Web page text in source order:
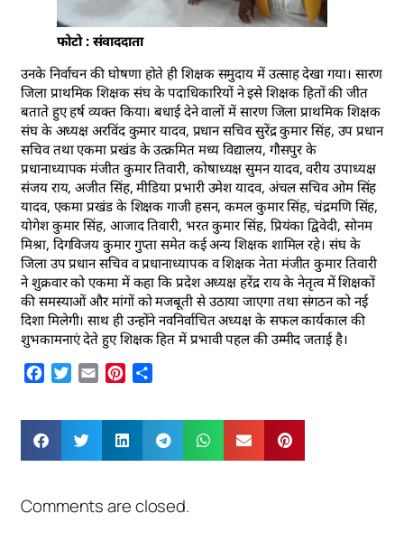
फोटो : संवाददाता
उनके निर्वाचन की घोषणा होते ही शिक्षक समुदाय में उत्साह देखा गया। सारण
जिला प्राथमिक शिक्षक संघ के पदाधिकारियों ने इसे शिक्षक हितों की जीत
बताते हुए हर्ष व्यक्त किया। बधाई देने वालों में सारण जिला प्राथमिक शिक्षक
संघ के अध्यक्ष अरविंद कुमार यादव, प्रधान सचिव सुरेंद्र कुमार सिंह, उप प्रधान
सचिव तथा एकमा प्रखंड के उत्क्रमित मध्य विद्यालय, गौसपुर के
प्रधानाध्यापक मंजीत कुमार तिवारी, कोषाध्यक्ष सुमन यादव, वरीय उपाध्यक्ष
संजय राय, अजीत सिंह, मीडिया प्रभारी उमेश यादव, अंचल सचिव ओम सिंह
यादव, एकमा प्रखंड के शिक्षक गाजी हसन, कमल कुमार सिंह, चंद्रमणि सिंह,
योगेश कुमार सिंह, आजाद तिवारी, भरत कुमार सिंह, प्रियंका द्विवेदी, सोनम
मिश्रा, दिगविजय कुमार गुप्ता समेत कई अन्य शिक्षक शामिल रहे। संघ के
जिला उप प्रधान सचिव व प्रधानाध्यापक व शिक्षक नेता मंजीत कुमार तिवारी
ने शुक्रवार को एकमा में कहा कि प्रदेश अध्यक्ष हरेंद्र राय के नेतृत्व में शिक्षकों
की समस्याओं और मांगों को मजबूती से उठाया जाएगा तथा संगठन को नई
दिशा मिलेगी। साथ ही उन्होंने नवनिर्वाचित अध्यक्ष के सफल कार्यकाल की
शुभकामनाएं देते हुए शिक्षक हित में प्रभावी पहल की उम्मीद जताई है।
Facebook
Twitter
Email Pinterest
Comments are closed.